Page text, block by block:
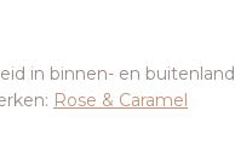
in binnen- en buitenland
Rose & Caramel